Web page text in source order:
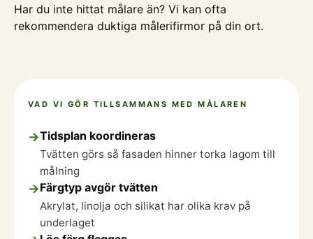
Har du inte hittat målare än? Vi kan ofta
rekommendera duktiga målerifirmor på din ort.
VAD VI GÖR TILLSAMMANS MED MÅLAREN
→Tidsplan koordineras
Tvätten görs så fasaden hinner torka lagom till
målning
→Färgtyp avgör tvätten
Akrylat, linolja och silikat har olika krav på
underlaget